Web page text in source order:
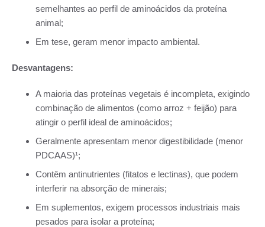
semelhantes ao perfil de aminoácidos da proteína
animal;
Em tese, geram menor impacto ambiental.
Desvantagens:
A maioria das proteínas vegetais é incompleta, exigindo
combinação de alimentos (como arroz + feijão) para
atingir o perfil ideal de aminoácidos;
Geralmente apresentam menor digestibilidade (menor
PDCAAS)¹;
Contêm antinutrientes (fitatos e lectinas), que podem
interferir na absorção de minerais;
Em suplementos, exigem processos industriais mais
pesados para isolar a proteína;